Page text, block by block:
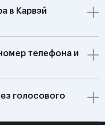
в Карвэй
телефона и
голосового